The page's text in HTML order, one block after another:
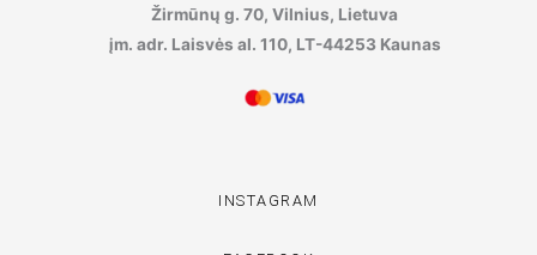
Žirmūnų g. 70, Vilnius, Lietuva
įm. adr. Laisvės al. 110, LT-44253 Kaunas
INSTAGRAM